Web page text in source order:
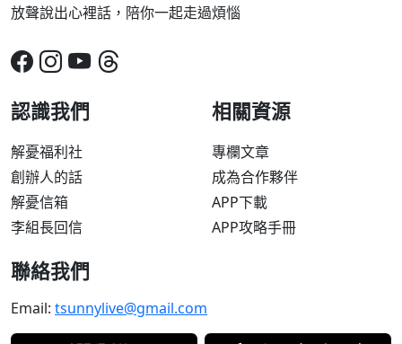
放聲說出心裡話，陪你一起走過煩惱
認識我們
解憂福利社
創辦人的話
解憂信箱
李組長回信
相關資源
專欄文章
成為合作夥伴
APP下載
APP攻略手冊
聯絡我們
Email: tsunnylive@gmail.com